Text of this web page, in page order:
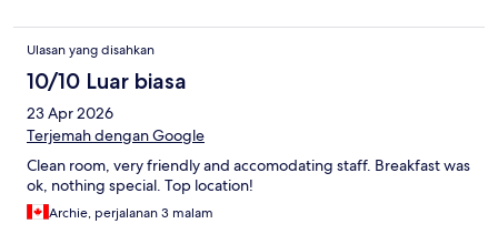
Ulasan yang disahkan
10/10 Luar biasa
23 Apr 2026
Terjemah dengan Google
Clean room, very friendly and accomodating staff. Breakfast was
ok, nothing special. Top location!
Archie, perjalanan 3 malam